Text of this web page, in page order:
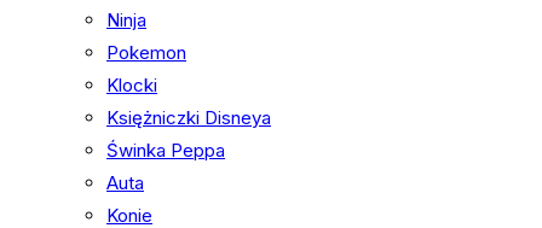
Ninja
Pokemon
Klocki
Księżniczki Disneya
Świnka Peppa
Auta
Konie